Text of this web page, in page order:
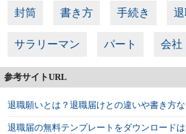
封筒 書き方 手続き
サラリーマン パート 会社
参考サイトURL
退職願いとは？退職届けとの違いや書き方な
退職届の無料テンプレートをダウンロード